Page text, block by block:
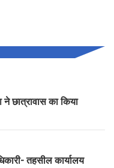
छात्रावास का किया
तहसील कार्यालय